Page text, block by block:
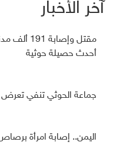
آخر الأخبار
مقتل
أحدث حصيلة حوثية
جماعة الحوثي تنفي
اليمن.. إصابة امرأة